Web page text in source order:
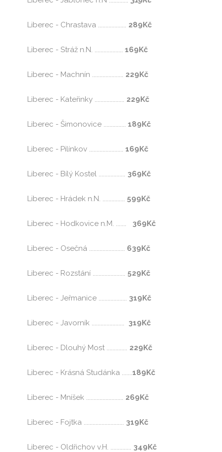
Liberec - Chrastava ................... 289Kč
Liberec - Stráž n.N. ................... 169Kč
Liberec - Machnín ..................... 229Kč
Liberec - Kateřinky .................... 229Kč
Liberec - Šimonovice ............... 189Kč
Liberec - Pilínkov ....................... 169Kč
Liberec - Bílý Kostel .................. 369Kč
Liberec - Hrádek n.N. ............... 599Kč
Liberec - Hodkovice n.M. ....... 369Kč
Liberec - Osečná ........................ 639Kč
Liberec - Rozstání ...................... 529Kč
Liberec - Jeřmanice ................... 319Kč
Liberec - Javorník ...................... 319Kč
Liberec - Dlouhý Most .............. 229Kč
Liberec - Krásná Studánka .......189Kč
Liberec - Mníšek ......................... 269Kč
Liberec - Fojtka ........................... 319Kč
Liberec - Oldřichov v.H. .............. 349Kč